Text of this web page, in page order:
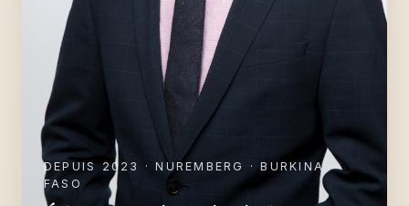
DEPUIS 2023 · NUREMBERG · BURKINA
FASO